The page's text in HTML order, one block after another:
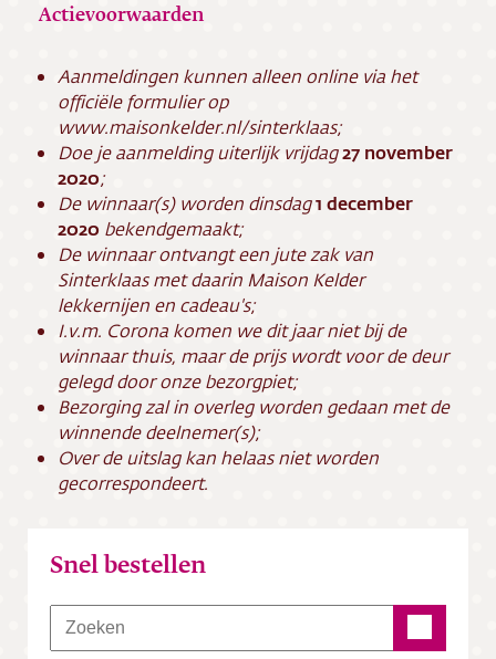
Actievoorwaarden
Aanmeldingen kunnen alleen online via het
officiële formulier op
www.maisonkelder.nl/sinterklaas;
Doe je aanmelding uiterlijk vrijdag27 november
2020;
De winnaar(s) worden dinsdag1 december
2020 bekendgemaakt;
De winnaar ontvangt een jute zak van
Sinterklaas met daarin Maison Kelder
lekkernijen en cadeau's;
I.v.m. Corona komen we dit jaar niet bij de
winnaar thuis, maar de prijs wordt voor de deur
gelegd door onze bezorgpiet;
Bezorging zal in overleg worden gedaan met de
winnende deelnemer(s);
Over de uitslag kan helaas niet worden
gecorrespondeert.
Snel bestellen